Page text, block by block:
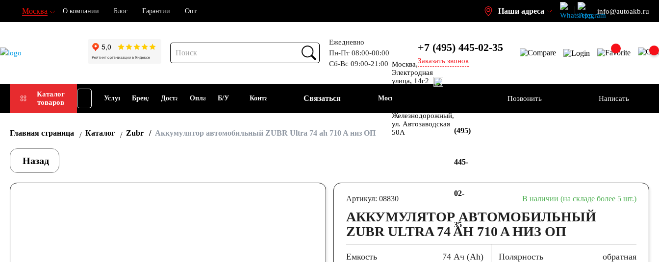
Москва О компании Блог Гарантии Опт Наши адреса info@autoakb.ru
Ежедневно
Пн-Пт 08:00-00:00
Сб-Вс 09:00-21:00
+7 (495)445-02-35
Заказать звонок
Каталог
товаров
Подбор
АКБ
Услуги Бренды ДоставкаОплата Б/У
АКБ
Контакты Связаться Москва
Москва,
Электродная
улица, 14с2
Энтузиастов
Железнодорожный,
ул. Автозаводская
50А
(495)
445-
02-
35
Позвонить Написать
Главная страница Каталог Zubr Аккумулятор автомобильный ZUBR Ultra 74 ah 710 A низ ОП
Назад
Артикул: 08830 В наличии (на складе более 5 шт.)
АККУМУЛЯТОР АВТОМОБИЛЬНЫЙ
ZUBR ULTRA 74 AH 710 A НИЗ ОП
Емкость 74 Ач (Ah) Полярность обратная